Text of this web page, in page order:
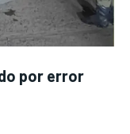
por error